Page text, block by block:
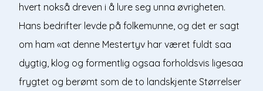
hvert nokså dreven i å lure seg unna øvrigheten.
Hans bedrifter levde på folkemunne, og det er sagt
om ham «at denne Mestertyv har været fuldt saa
dygtig, klog og formentlig ogsaa forholdsvis ligesaa
frygtet og berømt som de to landskjente Størrelser